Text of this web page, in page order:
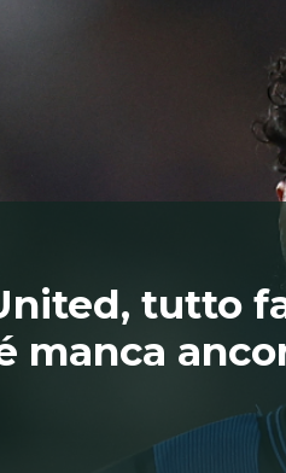
tutto
manca